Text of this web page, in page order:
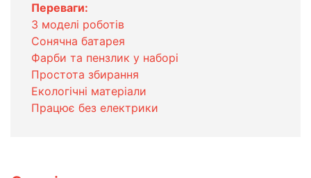
Переваги:
3 моделі роботів
Сонячна батарея
Фарби та пензлик у наборі
Простота збирання
Екологічні матеріали
Працює без електрики